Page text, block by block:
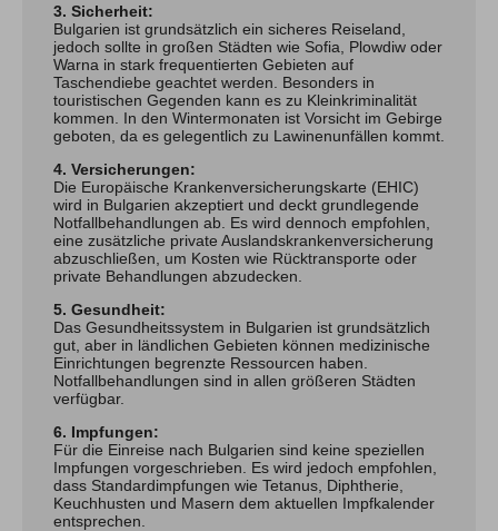
3. Sicherheit:
Bulgarien ist grundsätzlich ein sicheres Reiseland,
jedoch sollte in großen Städten wie Sofia, Plowdiw oder
Warna in stark frequentierten Gebieten auf
Taschendiebe geachtet werden. Besonders in
touristischen Gegenden kann es zu Kleinkriminalität
kommen. In den Wintermonaten ist Vorsicht im Gebirge
geboten, da es gelegentlich zu Lawinenunfällen kommt.
4. Versicherungen:
Die Europäische Krankenversicherungskarte (EHIC)
wird in Bulgarien akzeptiert und deckt grundlegende
Notfallbehandlungen ab. Es wird dennoch empfohlen,
eine zusätzliche private Auslandskrankenversicherung
abzuschließen, um Kosten wie Rücktransporte oder
private Behandlungen abzudecken.
5. Gesundheit:
Das Gesundheitssystem in Bulgarien ist grundsätzlich
gut, aber in ländlichen Gebieten können medizinische
Einrichtungen begrenzte Ressourcen haben.
Notfallbehandlungen sind in allen größeren Städten
verfügbar.
6. Impfungen:
Für die Einreise nach Bulgarien sind keine speziellen
Impfungen vorgeschrieben. Es wird jedoch empfohlen,
dass Standardimpfungen wie Tetanus, Diphtherie,
Keuchhusten und Masern dem aktuellen Impfkalender
entsprechen.